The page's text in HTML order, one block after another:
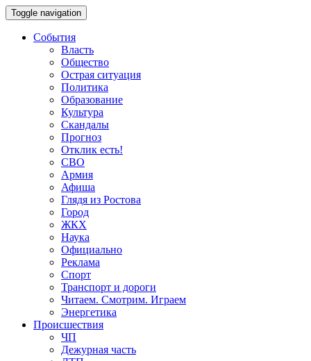
Toggle navigation
События
Власть
Общество
Острая ситуация
Политика
Образование
Культура
Скандалы
Прогноз
Отклик есть!
СВО
Армия
Афиша
Глядя из Ростова
Город
ЖКХ
Наука
Официально
Реклама
Спорт
Транспорт и дороги
Читаем. Смотрим. Играем
Энергетика
Происшествия
ЧП
Дежурная часть